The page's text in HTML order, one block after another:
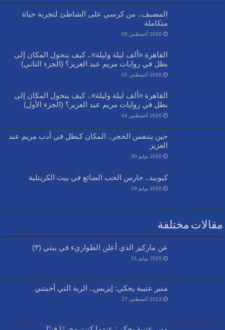
المصيف.. من كرسي على الشاطئ لتجربة حياة
متكاملة
2026 أغسطس 06
القاهرة «ألف ليلة وليلة».. كيف يتحول المكان إلى
بطل في روايات مريم عبد العزيز؟ (الجزء الثاني)
2026 أغسطس 05
القاهرة «ألف ليلة وليلة».. كيف يتحول المكان إلى
بطل في روايات مريم عبد العزيز؟ (الجزء الأول)
2026 أغسطس 04
حين يتنفس الحجر.. المكان كبطل في أدب مريم عبد
العزيز
2026 يوليو 30
كيوبيد.. حارس الحب الضائع في بيت الكريتلية
2026 يوليو 29
مقالات مختلفة
عن ماركيز الذي أعلن الطواريء في بيتي (٣)
2025 يوليو 21
منير عتيبة يحكي: إيزيس.. الربة التي أحبتني
2023 أغسطس 27